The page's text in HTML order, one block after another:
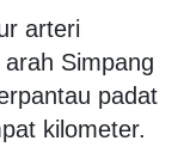
arteri
Simpang
padat
kilometer.